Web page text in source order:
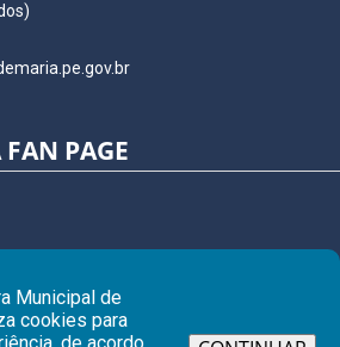
PAGE
Municipal de
cookies para